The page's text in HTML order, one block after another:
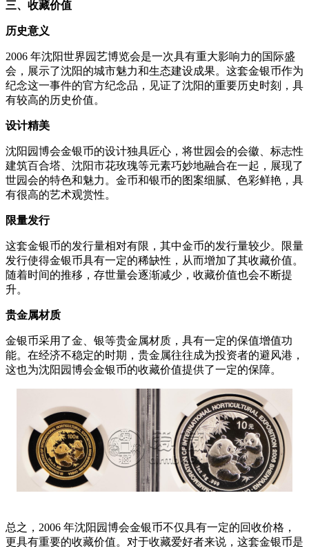
三、收藏价值
历史意义
2006 年沈阳世界园艺博览会是一次具有重大影响力的国际盛
会，展示了沈阳的城市魅力和生态建设成果。这套金银币作为
纪念这一事件的官方纪念品，见证了沈阳的重要历史时刻，具
有较高的历史价值。
设计精美
沈阳园博会金银币的设计独具匠心，将世园会的会徽、标志性
建筑百合塔、沈阳市花玫瑰等元素巧妙地融合在一起，展现了
世园会的特色和魅力。金币和银币的图案细腻、色彩鲜艳，具
有很高的艺术观赏性。
限量发行
这套金银币的发行量相对有限，其中金币的发行量较少。限量
发行使得金银币具有一定的稀缺性，从而增加了其收藏价值。
随着时间的推移，存世量会逐渐减少，收藏价值也会不断提
升。
贵金属材质
金银币采用了金、银等贵金属材质，具有一定的保值增值功
能。在经济不稳定的时期，贵金属往往成为投资者的避风港，
这也为沈阳园博会金银币的收藏价值提供了一定的保障。
总之，2006 年沈阳园博会金银币不仅具有一定的回收价格，
更具有重要的收藏价值。对于收藏爱好者来说，这套金银币是